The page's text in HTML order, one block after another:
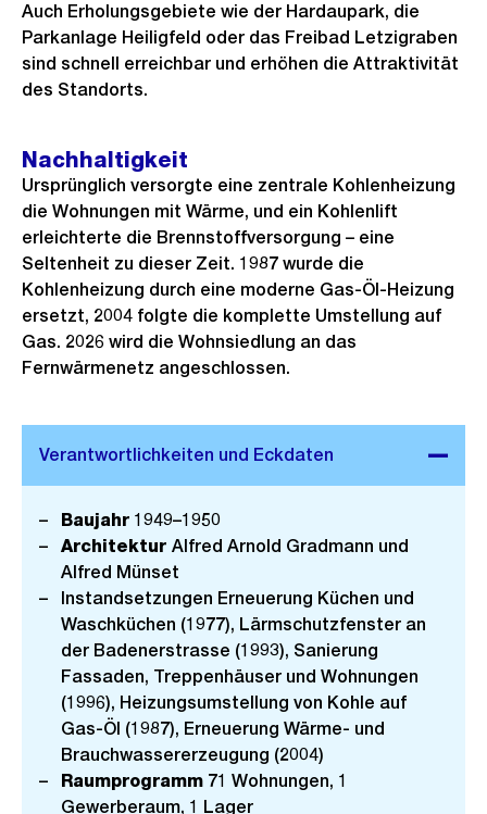
Auch Erholungsgebiete wie der Hardaupark, die
Parkanlage Heiligfeld oder das Freibad Letzigraben
sind schnell erreichbar und erhöhen die Attraktivität
des Standorts.
Nachhaltigkeit
Ursprünglich versorgte eine zentrale Kohlenheizung
die Wohnungen mit Wärme, und ein Kohlenlift
erleichterte die Brennstoffversorgung – eine
Seltenheit zu dieser Zeit. 1987 wurde die
Kohlenheizung durch eine moderne Gas-Öl-Heizung
ersetzt, 2004 folgte die komplette Umstellung auf
Gas. 2026 wird die Wohnsiedlung an das
Fernwärmenetz angeschlossen.
Baujahr 1949–1950
Architektur Alfred Arnold Gradmann und
Alfred Münset
Instandsetzungen Erneuerung Küchen und
Waschküchen (1977), Lärmschutzfenster an
der Badenerstrasse (1993), Sanierung
Fassaden, Treppenhäuser und Wohnungen
(1996), Heizungsumstellung von Kohle auf
Gas-Öl (1987), Erneuerung Wärme- und
Brauchwassererzeugung (2004)
Raumprogramm 71 Wohnungen, 1
Gewerberaum, 1 Lager